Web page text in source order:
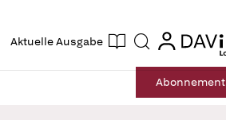
Aktuelle Ausgabe Suche login
login
Abonnement